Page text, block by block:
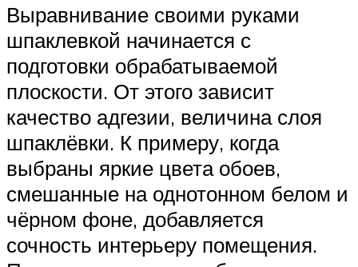
Выравнивание своими руками
шпаклевкой начинается с
подготовки обрабатываемой
плоскости. От этого зависит
качество адгезии, величина слоя
шпаклёвки. К примеру, когда
выбраны яркие цвета обоев,
смешанные на однотонном белом и
чёрном фоне, добавляется
сочность интерьеру помещения.